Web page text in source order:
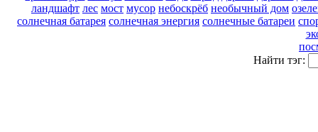
ландшафт лес мост мусор небоскрёб необычный дом
солнечная батарея солнечная энергия солнечные батареи
Найти тэг: